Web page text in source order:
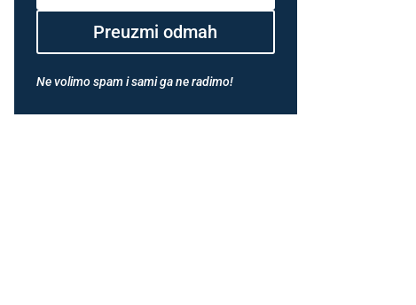
Preuzmi odmah
Ne volimo spam i sami ga ne radimo!